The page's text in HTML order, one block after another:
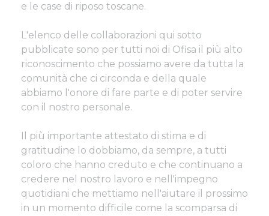
e le case di riposo toscane.
L'elenco delle collaborazioni qui sotto
pubblicate sono per tutti noi di Ofisa il più alto
riconoscimento che possiamo avere da tutta la
comunità che ci circonda e della quale
abbiamo l'onore di fare parte e di poter servire
con il nostro personale.
Il più importante attestato di stima e di
gratitudine lo dobbiamo, da sempre, a tutti
coloro che hanno creduto e che continuano a
credere nel nostro lavoro e nell'impegno
quotidiani che mettiamo nell'aiutare il prossimo
in un momento difficile come la scomparsa di